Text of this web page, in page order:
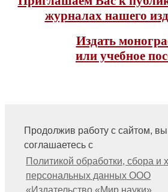
Продолжив работу с сайтом, вы
соглашаетесь с
Политикой обработки, сбора и
персональных данных ООО
журналах нашего
Издать
или учебное
На главную
Контакты, учредитель, редакция
Политика обработки, сбора и
© ООО «Издательство «Мир науки» \